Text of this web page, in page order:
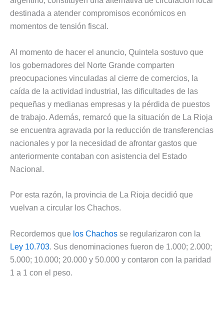
destinada a atender compromisos económicos en
momentos de tensión fiscal.
Al momento de hacer el anuncio, Quintela sostuvo que
los gobernadores del Norte Grande comparten
preocupaciones vinculadas al cierre de comercios, la
caída de la actividad industrial, las dificultades de las
pequeñas y medianas empresas y la pérdida de puestos
de trabajo. Además, remarcó que la situación de La Rioja
se encuentra agravada por la reducción de transferencias
nacionales y por la necesidad de afrontar gastos que
anteriormente contaban con asistencia del Estado
Nacional.
Por esta razón, la provincia de La Rioja decidió que
vuelvan a circular los Chachos.
Recordemos que los Chachos se regularizaron con la
Ley 10.703. Sus denominaciones fueron de 1.000; 2.000;
5.000; 10.000; 20.000 y 50.000 y contaron con la paridad
1 a 1 con el peso.